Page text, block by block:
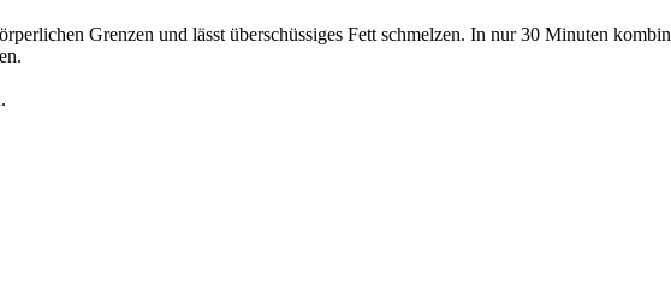
Grenzen und lässt überschüssiges Fett schmelzen. In nur 30 Minuten